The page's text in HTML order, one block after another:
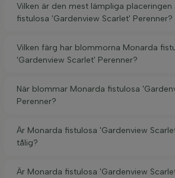
Vilken är den mest lämpliga placeringen
fistulosa 'Gardenview Scarlet' Perenner?
Vilken färg har blommorna Monarda
'Gardenview Scarlet' Perenner?
När blommar Monarda fistulosa
Perenner?
Är Monarda fistulosa 'Gardenview
tålig?
Är Monarda fistulosa 'Gardenview